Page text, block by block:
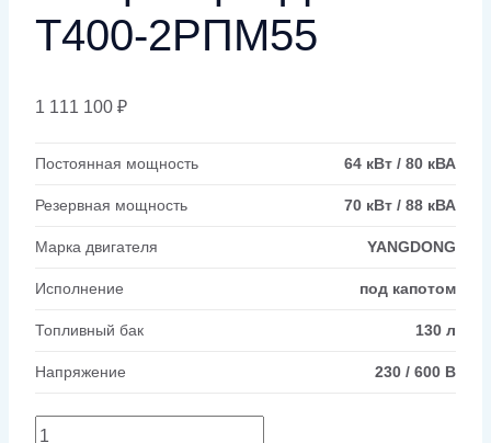
Т400-2РПМ55
1 111 100 ₽
Постоянная мощность 64 кВт / 80 кВА
Резервная мощность 70 кВт / 88 кВА
Марка двигателя YANGDONG
Исполнение под капотом
Топливный бак 130 л
Напряжение 230 / 600 В
Количество